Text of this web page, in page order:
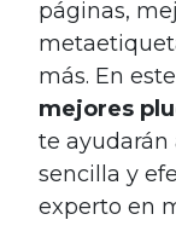
páginas,
más. En
mejores
te ayudarán
sencilla y
experto en